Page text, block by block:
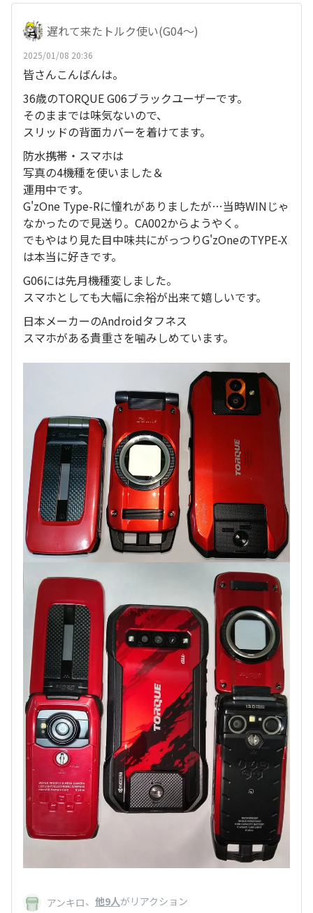
遅れて来たトルク使い(G04〜)
2025/01/08 20:36
皆さんこんばんは。
36歳のTORQUE G06ブラックユーザーです。
そのままでは味気ないので、
スリッドの背面カバーを着けてます。
防水携帯・スマホは
写真の4機種を使いました＆
運用中です。
G'zOne Type-Rに憧れがありましたが…当時WINじゃ
なかったので見送り。CA002からようやく。
でもやはり見た目中味共にがっつりG'zOneのTYPE-X
は本当に好きです。
G06には先月機種変しました。
スマホとしても大幅に余裕が出来て嬉しいです。
日本メーカーのAndroidタフネス
スマホがある貴重さを噛みしめています。
アンキロ、 他9人がリアクション